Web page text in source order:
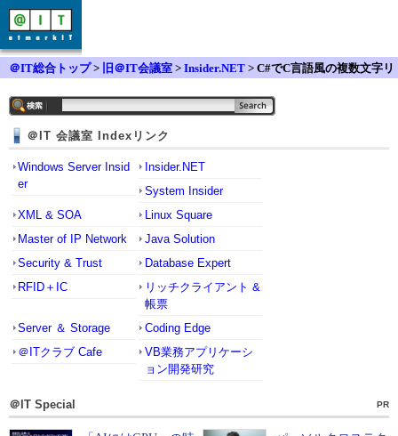
＠IT総合トップ> 旧＠IT会議室 > Insider.NET > C#でC言語風の複数文字リ
＠IT 会議室 Indexリンク
Windows Server Insid
er
Insider.NET
System Insider
XML & SOA
Linux Square
Master of IP Network
Java Solution
Security & Trust
Database Expert
RFID＋IC
リッチクライアント &
帳票
Server ＆ Storage
Coding Edge
＠ITクラブ Cafe
VB業務アプリケーシ
ョン開発研究
＠IT Special PR